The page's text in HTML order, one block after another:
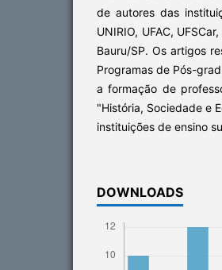
de autores das
UNIRIO, UFAC,
Bauru/SP. Os artigos
Programas de Pós-
a formação de
"História, Sociedade e
instituições de ensino
DOWNLOADS